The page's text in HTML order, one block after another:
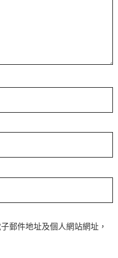
郵件地址及個人網站網址，